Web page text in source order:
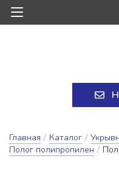
Главная / Каталог /
Полог полипропилен /